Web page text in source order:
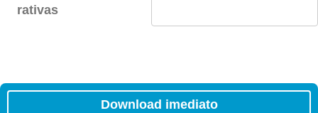
rativas
Download imediato